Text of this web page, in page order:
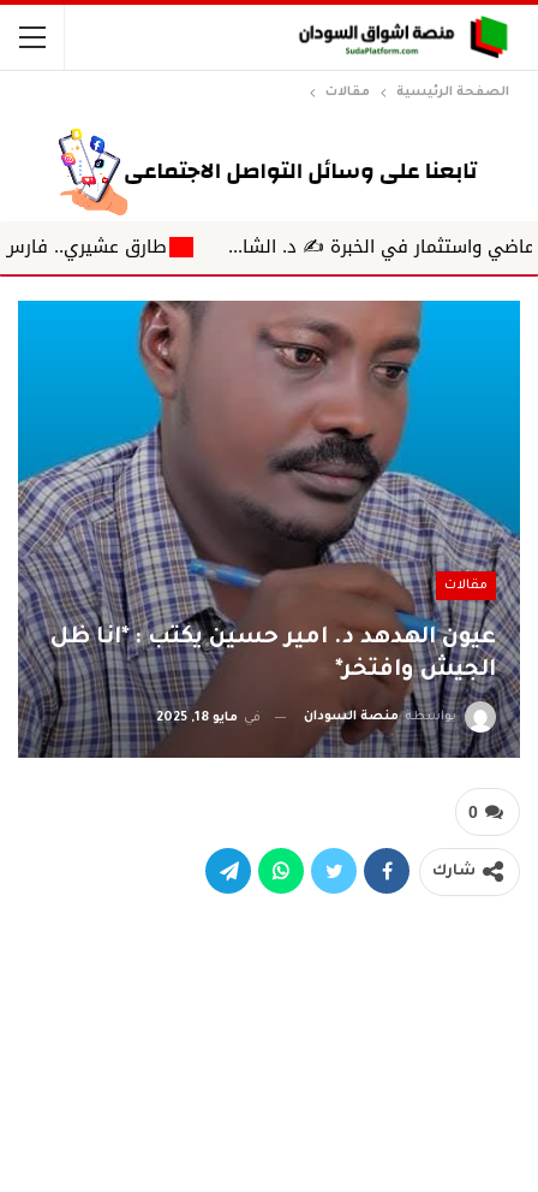
الصفحة الرئيسية مقالات
في الخبرة ✍️ د. الشا... طارق عشيري.. فارس الهمسة
مقالات
عيون الهدهد د. امير حسين يكتب : *انا ظل
الجيش وافتخر*
بواسطة منصة السودان في مايو 18, 2025
0
شارك